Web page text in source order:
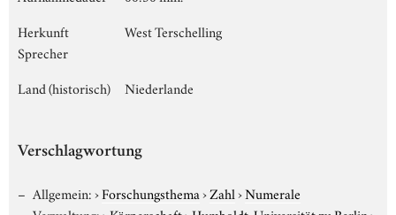
Herkunft
Sprecher
West Terschelling
Land (historisch) Niederlande
Verschlagwortung
Allgemein:›Forschungsthema›Zahl›Numerale